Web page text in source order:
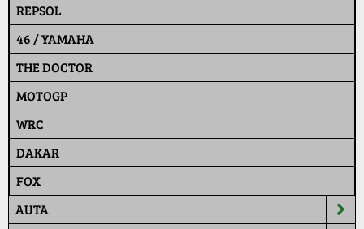
REPSOL
46 / YAMAHA
THE DOCTOR
MOTOGP
WRC
DAKAR
FOX
AUTA